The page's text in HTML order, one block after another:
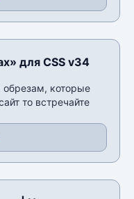
для CSS v34
которые
то встречайте